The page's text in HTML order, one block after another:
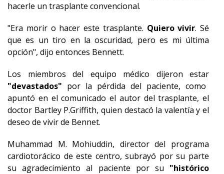
hacerle un trasplante convencional.
"Era morir o hacer este trasplante. Quiero vivir. Sé
que es un tiro en la oscuridad, pero es mi última
opción", dijo entonces Bennett.
Los miembros del equipo médico dijeron estar
"devastados" por la pérdida del paciente, como
apuntó en el comunicado el autor del trasplante, el
doctor Bartley P.Griffith, quien destacó la valentía y el
deseo de vivir de Bennet.
Muhammad M. Mohiuddin, director del programa
cardiotorácico de este centro, subrayó por su parte
su agradecimiento al paciente por su "histórico